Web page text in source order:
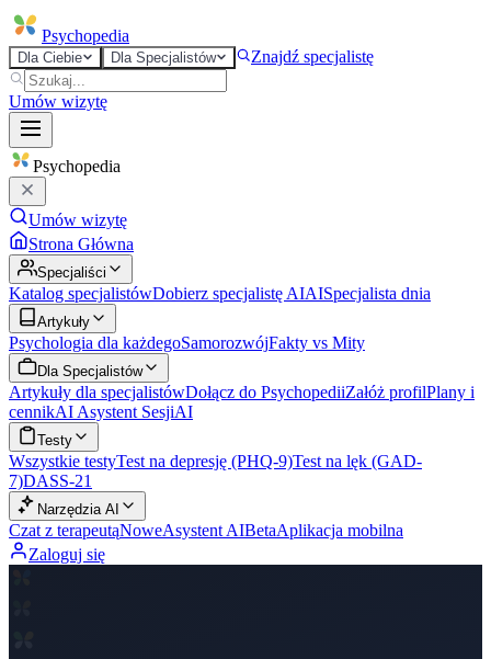
Psychopedia
Dla Ciebie Dla Specjalistów Znajdź specjalistę
Umów wizytę
Psychopedia
Umów wizytę
Strona Główna
Specjaliści
Katalog specjalistówDobierz specjalistę AIAISpecjalista dnia
Artykuły
Psychologia dla każdegoSamorozwójFakty vs Mity
Dla Specjalistów
Artykuły dla specjalistówDołącz do PsychopediiZałóż profilPlany i
cennikAI Asystent SesjiAI
Testy
Wszystkie testyTest na depresję (PHQ-9)Test na lęk (GAD-
7)DASS-21
Narzędzia AI
Czat z terapeutąNoweAsystent AIBetaAplikacja mobilna
Zaloguj się